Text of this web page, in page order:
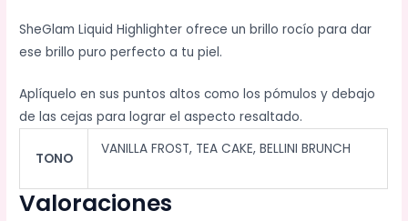
SheGlam Liquid Highlighter ofrece un brillo rocío para dar
ese brillo puro perfecto a tu piel.
Aplíquelo en sus puntos altos como los pómulos y debajo
de las cejas para lograr el aspecto resaltado.
TONO
VANILLA FROST, TEA CAKE, BELLINI BRUNCH
Valoraciones